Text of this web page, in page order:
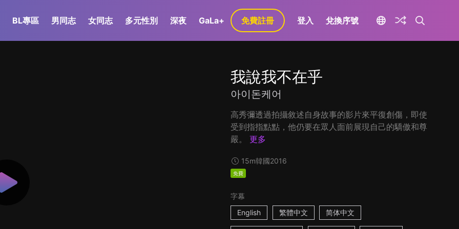
BL專區 男同志 女同志 多元性別 深夜 GaLa+ 免費註冊 登入 兌換序號
我說我不在乎
아이돈케어
高秀彌透過拍攝敘述自身故事的影片來平復創傷，即使
受到指指點點，他仍要在眾人面前展現自己的驕傲和尊
嚴。
更多
15m韓國2016
免費
字幕
English
繁體中文 简体中文